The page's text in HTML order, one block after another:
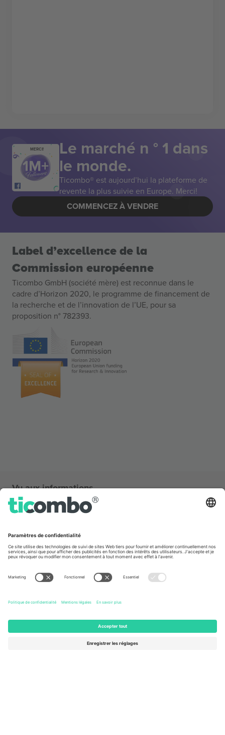
MERCI! Le marché n ° 1 dans
le monde.
Ticombo® est aujourd’hui la plateforme de
revente la plus suivie en Europe. Merci!
COMMENCEZ À VENDRE
Label d’excellence de la
Commission européenne
Ticombo GmbH (société mère) est reconnue dans le
cadre d’Horizon 2020, le programme de financement de
la recherche et de l’innovation de l’UE, pour sa
proposition n° 782393.
Vu aux informations
À propos de
Services de l'entreprise
Comment ça marche
Centre d'information sur la Coupe